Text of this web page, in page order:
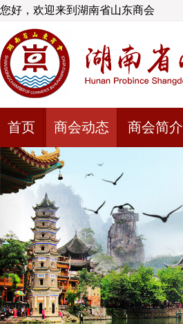
您好，欢迎来到湖南省山东商会
首页 商会动态 商会简介